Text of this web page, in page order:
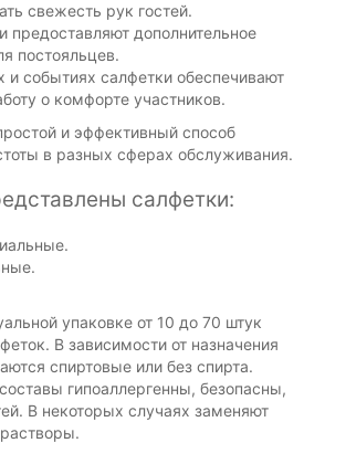
свежесть рук гостей.
предоставляют дополнительное
постояльцев.
и событиях салфетки обеспечивают
о комфорте участников.
и эффективный способ
в разных сферах обслуживания.
салфетки:
упаковке от 10 до 70 штук
В зависимости от назначения
спиртовые или без спирта.
гипоаллергенны, безопасны,
В некоторых случаях заменяют